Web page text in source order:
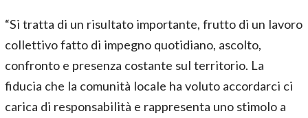
“Si tratta di un risultato importante, frutto di un lavoro
collettivo fatto di impegno quotidiano, ascolto,
confronto e presenza costante sul territorio. La
fiducia che la comunità locale ha voluto accordarci ci
carica di responsabilità e rappresenta uno stimolo a